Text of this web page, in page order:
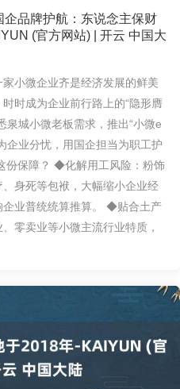
品牌护航：东说念主保财
(官方网站) | 开云 中国大
小微企业齐是经济发展的鲜美
时成为企业前行路上的“隐形膺
泉城小微老板需求，推出“小微e
企业分忧，用国企担当为职工护
份保障？ ◆化解用工风险：粉饰
身死等包袱，大幅缩小企业经
企业普统统算推算。 ◆贴合土产
零卖业等小微主流行业特质，